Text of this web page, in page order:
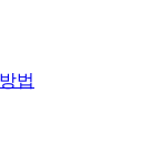
법